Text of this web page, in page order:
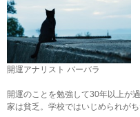
開運アナリスト バーバラ
開運のことを勉強して30年以上が
家は貧乏。学校ではいじめられが